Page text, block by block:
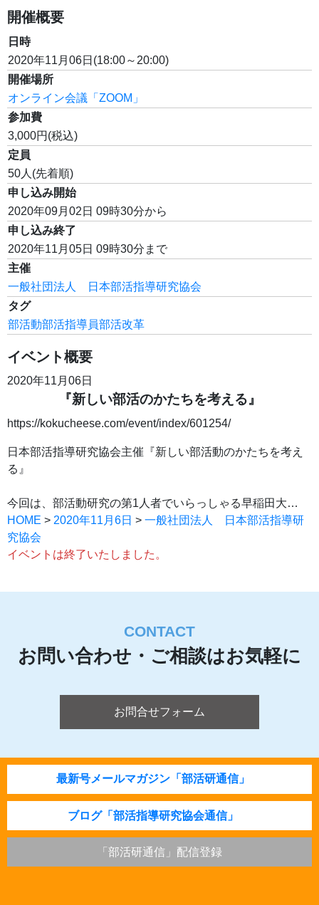
開催概要
日時
2020年11月06日(18:00～20:00)
開催場所
オンライン会議「ZOOM」
参加費
3,000円(税込)
定員
50人(先着順)
申し込み開始
2020年09月02日 09時30分から
申し込み終了
2020年11月05日 09時30分まで
主催
一般社団法人 日本部活指導研究協会
タグ
部活動部活指導員部活改革
イベント概要
2020年11月06日
『新しい部活のかたちを考える』
https://kokucheese.com/event/index/601254/
日本部活指導研究協会主催『新しい部活動のかたちを考え
る』
今回は、部活動研究の第1人者でいらっしゃる早稲田大…
HOME > 2020年11月6日 > 一般社団法人 日本部活指導研
究協会
イベントは終了いたしました。
CONTACT
お問い合わせ・ご相談はお気軽に
お問合せフォーム
最新号メールマガジン「部活研通信」
ブログ「部活指導研究協会通信」
「部活研通信」配信登録